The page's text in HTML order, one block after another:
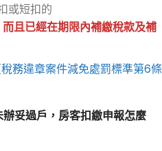
或短扣的
且已經在期限內補繳稅款及補
稅務違章案件減免處罰標準第6條
妥過戶，房客扣繳申報怎麼